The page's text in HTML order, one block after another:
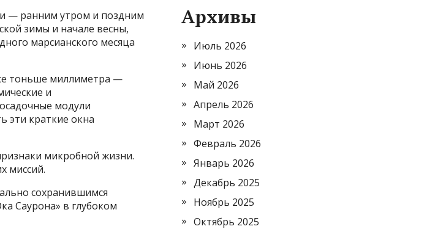
— ранним утром и поздним
зимы и начале весны,
марсианского месяца
тоньше миллиметра —
и
модули
эти краткие окна
микробной жизни.
миссий.
сохранившимся
Саурона» в глубоком
Архивы
Июль 2026
Июнь 2026
Май 2026
Апрель 2026
Март 2026
Февраль 2026
Январь 2026
Декабрь 2025
Ноябрь 2025
Октябрь 2025